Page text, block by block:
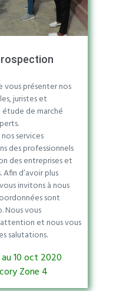
vous présenter nos
juristes et
étude de marché
services
des professionnels
des entreprises et
d’avoir plus
invitons à nous
sont
Nous vous
et nous vous
salutations.
10 oct 2020
Zone 4